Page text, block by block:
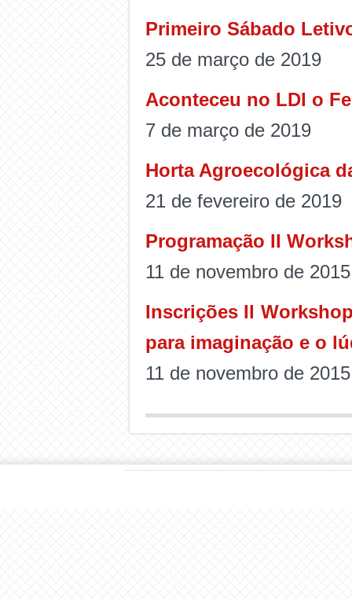
Primeiro Sábado
25 de março de 2019
Aconteceu no LDI o
7 de março de 2019
Horta Agroecológica
21 de fevereiro de 2019
Programação II
11 de novembro de 2015
Inscrições II
para imaginação e o
11 de novembro de 2015